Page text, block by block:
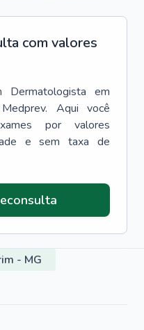
com valores
Dermatologista em
Aqui você
por valores
e sem taxa de
- MG